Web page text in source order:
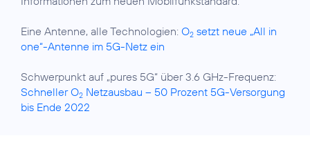
Eine Antenne, alle Technologien: O2 setzt neue „All in
one“-Antenne im 5G-Netz ein
Schwerpunkt auf „pures 5G“ über 3.6 GHz-Frequenz:
Schneller O2 Netzausbau – 50 Prozent 5G-Versorgung
bis Ende 2022